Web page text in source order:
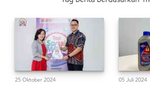
25 Oktober 2024 05 Juli 2024